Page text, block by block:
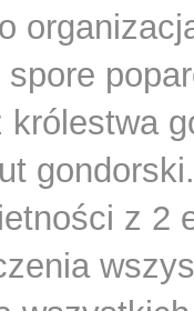
spore
królestwa
z 2